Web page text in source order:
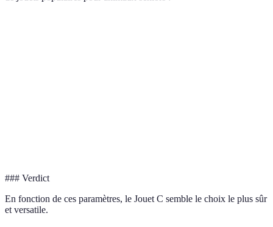
### Verdict
En fonction de ces paramètres, le Jouet C semble le choix le plus sûr
et versatile.